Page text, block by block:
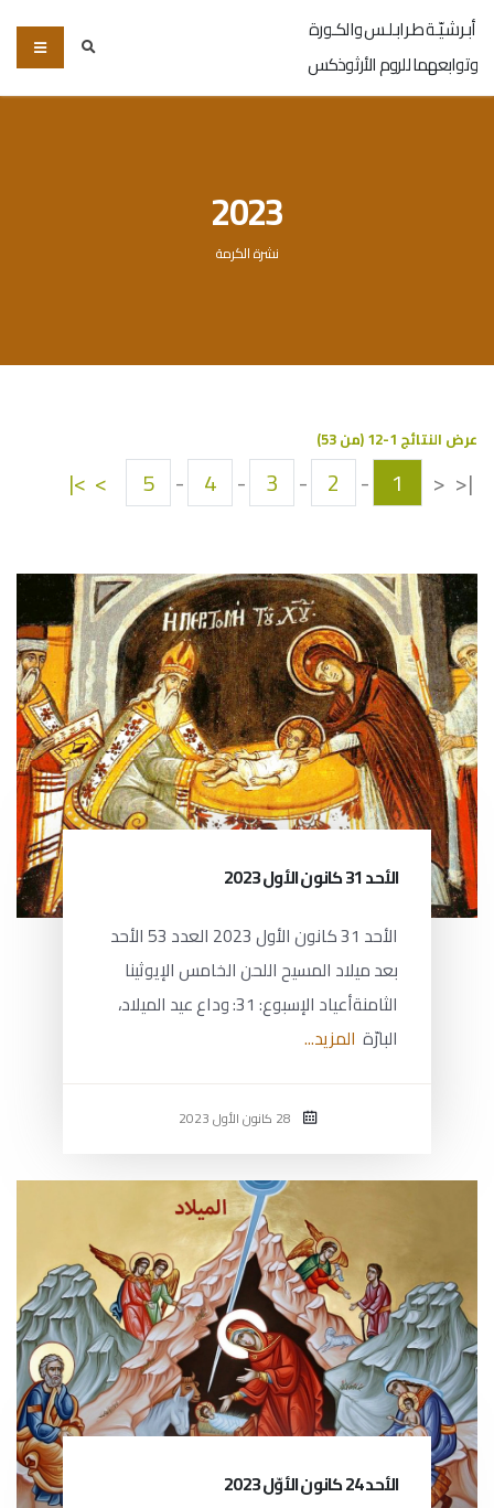
أبـرشـيّـة طـرابـلـس والكـورة
وتوابعهما للروم الأرثوذكس
2023
نشرة الكرمة
عرض النتائج 1-12 (من 53)
|<
<
1
-
2
-
3
-
4
-
5
>
>|
الأحد 31 كانون الأول 2023
الأحد 31 كانون الأول 2023 العدد 53 الأحد
بعد ميلاد المسيح اللحن الخامس الإيوثينا
الثامنةأعياد الإسبوع: 31: وداع عيد الميلاد،
البارّة المزيد...
الأحد 24 كانون الأوّل 2023